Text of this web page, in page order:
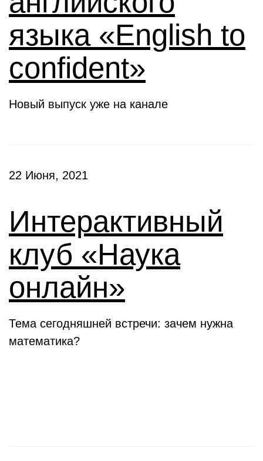
языка «English to
confident»
Новый выпуск уже на канале
22 Июня, 2021
Интерактивный
клуб «Наука
онлайн»
Тема сегодняшней встречи: зачем нужна
математика?